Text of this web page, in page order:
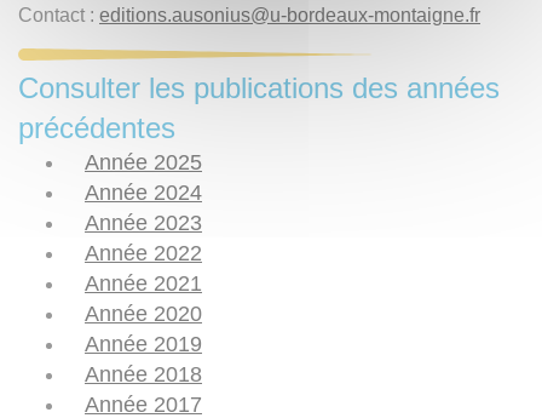
Contact : editions.ausonius@u-bordeaux-montaigne.fr
Consulter les publications des années
précédentes
Année 2025
Année 2024
Année 2023
Année 2022
Année 2021
Année 2020
Année 2019
Année 2018
Année 2017